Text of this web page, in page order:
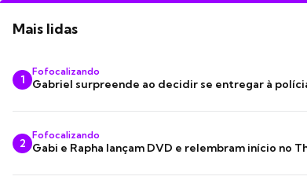
Mais lidas
1
Fofocalizando
Gabriel surpreende ao decidir se entregar à
2
Fofocalizando
Gabi e Rapha lançam DVD e relembram início no